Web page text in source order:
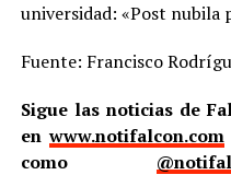
universidad: «Post nubila
Fuente: Francisco
Sigue las noticias de
enwww.notifalcon.com
como